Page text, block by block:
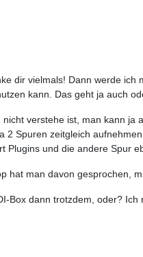
dir vielmals! Dann werde
kann. Das geht ja auch
verstehe ist, man kann ja
2 Spuren zeitgleich
Plugins und die andere Spur
hat man davon gesprochen,
Box dann trotzdem, oder?